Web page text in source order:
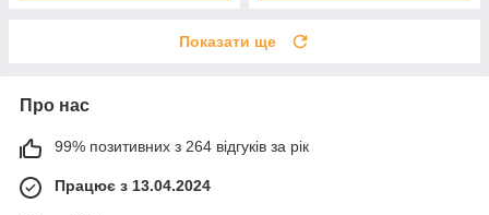
Показати ще
Про нас
99% позитивних з 264 відгуків за рік
Працює з 13.04.2024